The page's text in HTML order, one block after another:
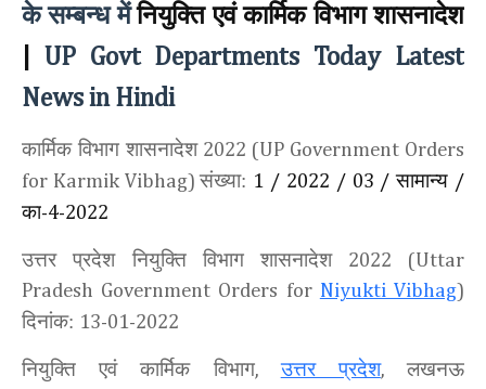
के सम्बन्ध मेंनियुक्ति एवं कार्मिक विभाग शासनादेश
UP Govt Departments Today Latest
News in Hindi
कार्मिक विभाग शासनादेश2022 (UP Government Orders
for Karmik Vibhag)संख्या: 1 / 2022 / 03 / सामान्‍य /
का-4-2022
उत्तर प्रदेश नियुक्ति विभाग शासनादेश2022 (Uttar
Pradesh Government Orders for Niyukti Vibhag)
दिनांक: 13-01-2022
नियुक्ति एवं कार्मिक विभाग,उत्तर प्रदेश,लखनऊ